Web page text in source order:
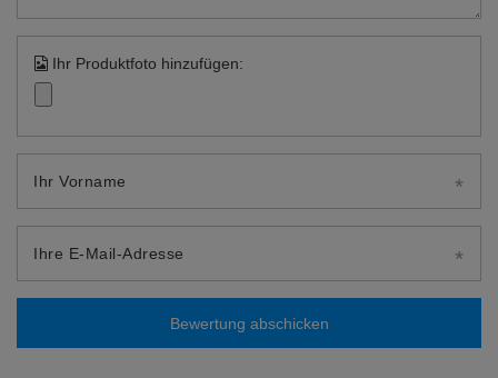
Ihr Produktfoto hinzufügen:
Ihr Vorname
Ihre E-Mail-Adresse
Bewertung abschicken